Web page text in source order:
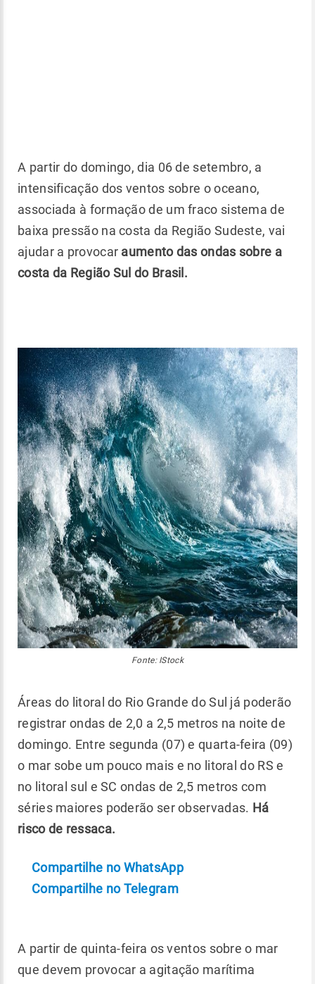
A partir do domingo, dia 06 de setembro, a
intensificação dos ventos sobre o oceano,
associada à formação de um fraco sistema de
baixa pressão na costa da Região Sudeste, vai
ajudar a provocar aumento das ondas sobre a
costa da Região Sul do Brasil.
Fonte: IStock
Áreas do litoral do Rio Grande do Sul já poderão
registrar ondas de 2,0 a 2,5 metros na noite de
domingo. Entre segunda (07) e quarta-feira (09)
o mar sobe um pouco mais e no litoral do RS e
no litoral sul e SC ondas de 2,5 metros com
séries maiores poderão ser observadas. Há
risco de ressaca.
Compartilhe no WhatsApp
Compartilhe no Telegram
A partir de quinta-feira os ventos sobre o mar
que devem provocar a agitação marítima